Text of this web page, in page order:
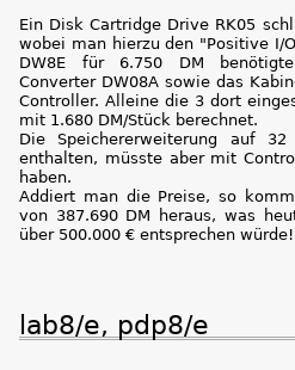
Ein Disk Cartridge Drive RK05
wobei man hierzu den "Positive I/
DW8E für 6.750 DM
Converter DW08A sowie das
Controller. Alleine die 3 dort
mit 1.680 DM/Stück berechnet.
Die Speichererweiterung auf
enthalten, müsste aber mit
haben.
Addiert man die Preise, so
von 387.690 DM heraus, was
über 500.000 € entsprechen
lab8/e, pdp8/e